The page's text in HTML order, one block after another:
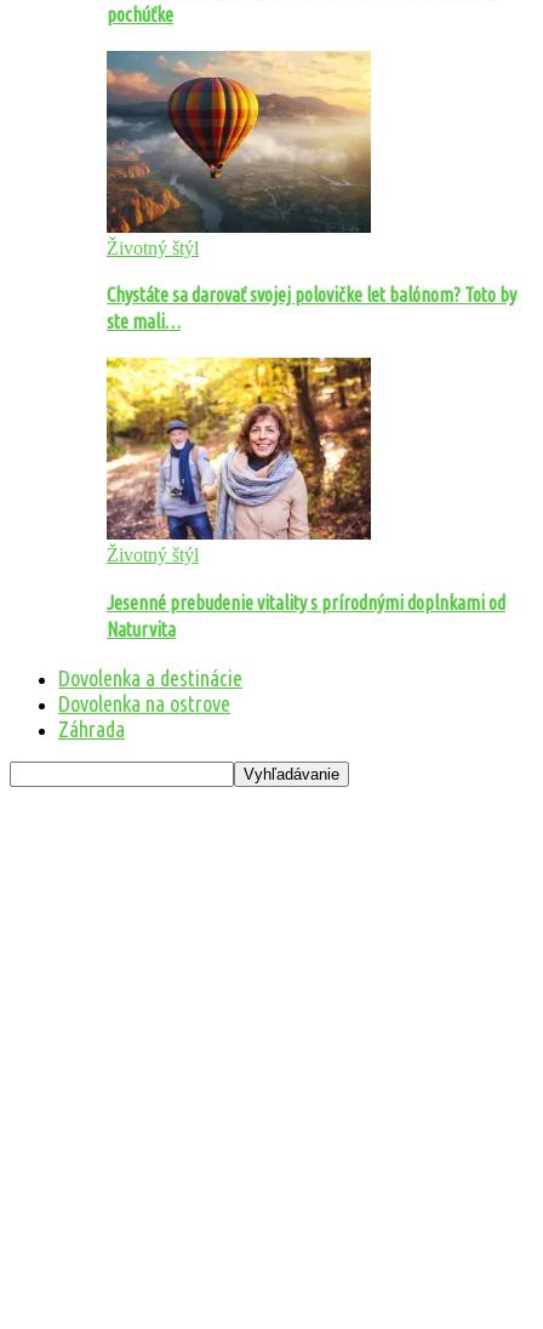
pochúťke
Životný štýl
Chystáte sa darovať svojej polovičke let balónom? Toto by
ste mali…
Životný štýl
Jesenné prebudenie vitality s prírodnými doplnkami od
Naturvita
Dovolenka a destinácie
Dovolenka na ostrove
Záhrada